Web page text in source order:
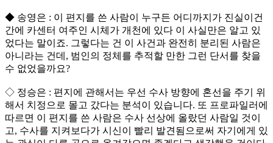
◆ 송영은 : 이 편지를 쓴 사람이 누구든 어디까지가 진실이건
간에 카센터 여주인 시체가 개천에 있다 이 사실만은 알고 있
었다는 말이죠. 그렇다는 건 이 사건과 완전히 분리된 사람은
아니라는 건데, 범인의 정체를 추적할 만한 그런 단서를 찾을
수 없었을까요?
◇ 정승은 : 편지에 관해서는 우선 수사 방향에 혼선을 주기 위
해서 치정으로 몰고 갔다는 분석이 있습니다. 또 프로파일러에
따르면 이 편지를 쓴 사람은 수사 선상에 올랐던 사람일 것이
고, 수사를 지켜보다가 시신이 빨리 발견됨으로써 자기에게 있